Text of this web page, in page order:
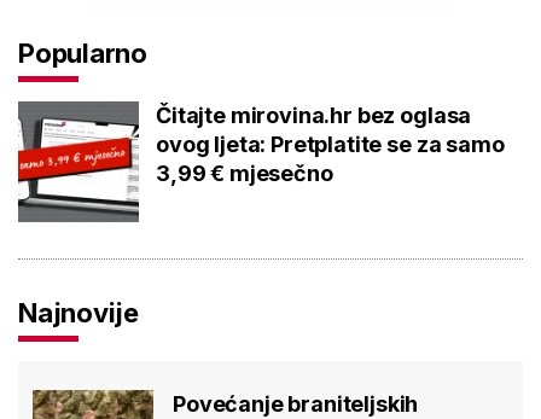
Popularno
Čitajte mirovina.hr bez oglasa
ovog ljeta: Pretplatite se za samo
3,99 € mjesečno
Najnovije
Povećanje braniteljskih